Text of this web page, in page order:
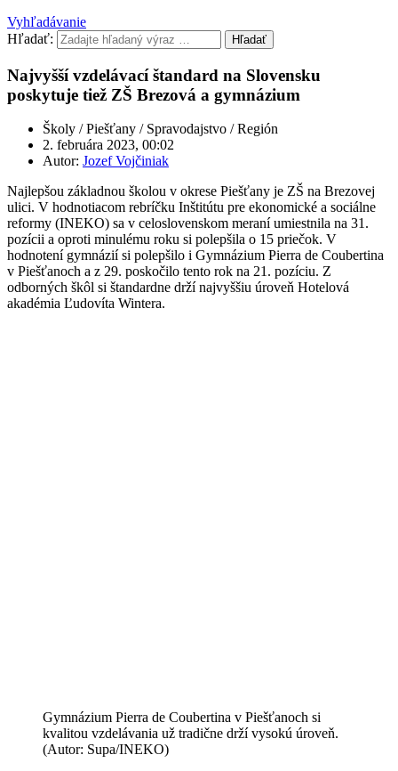
Vyhľadávanie
Hľadať:
Hľadať
Najvyšší vzdelávací štandard na Slovensku
poskytuje tiež ZŠ Brezová a gymnázium
Školy / Piešťany / Spravodajstvo / Región
2. februára 2023, 00:02
Autor: Jozef Vojčiniak
Najlepšou základnou školou v okrese Piešťany je ZŠ na Brezovej
ulici. V hodnotiacom rebríčku Inštitútu pre ekonomické a sociálne
reformy (INEKO) sa v celoslovenskom meraní umiestnila na 31.
pozícii a oproti minulému roku si polepšila o 15 priečok. V
hodnotení gymnázií si polepšilo i Gymnázium Pierra de Coubertina
v Piešťanoch a z 29. poskočilo tento rok na 21. pozíciu. Z
odborných škôl si štandardne drží najvyššiu úroveň Hotelová
akadémia Ľudovíta Wintera.
Gymnázium Pierra de Coubertina v Piešťanoch si
kvalitou vzdelávania už tradične drží vysokú úroveň.
(Autor: Supa/INEKO)